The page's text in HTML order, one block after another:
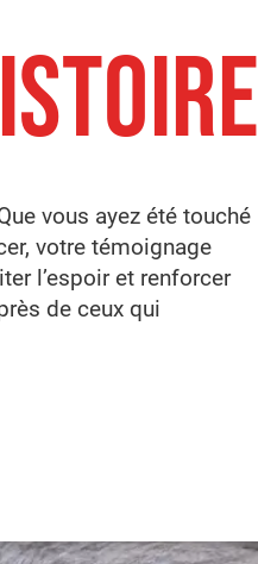
vous ayez été touché
votre témoignage
l’espoir et renforcer
de ceux qui